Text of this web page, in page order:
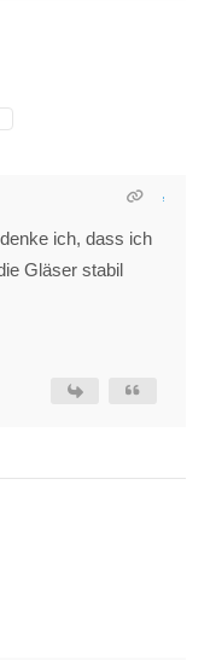
ich, dass ich
Gläser stabil